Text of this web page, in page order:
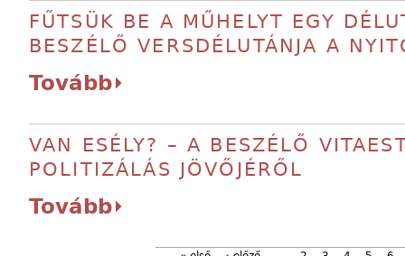
FŰTSÜK BE A MŰHELYT EGY
BESZÉLŐ VERSDÉLUTÁNJA A
Tovább
VAN ESÉLY? – A BESZÉLŐ
POLITIZÁLÁS JÖVŐJÉRŐL
Tovább